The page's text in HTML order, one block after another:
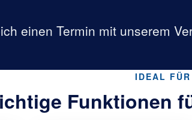
einen Termin mit unserem
IDEAL
Funktionen